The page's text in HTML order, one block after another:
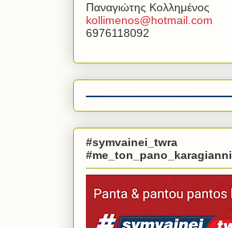
Παναγιώτης Κολλημένος
kollimenos@hotmail com
6976118092
#symvainei_twra
#me_ton_pano_karagianni